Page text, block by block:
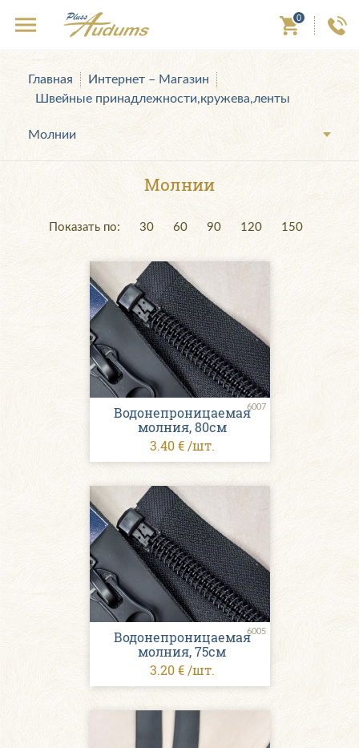
0
Главная
Интернет – Магазин
Швейные принадлежности,кружева,ленты
Молнии
Молнии
Показать по: 30 60 90 120 150
6007
Водонепроницаемая
молния, 80см
3.40 € /шт.
6005
Водонепроницаемая
молния, 75см
3.20 € /шт.